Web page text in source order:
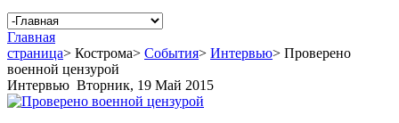
Главная
страница> Кострома> События> Интервью> Проверено
военной цензурой
Интервью Вторник, 19 Май 2015